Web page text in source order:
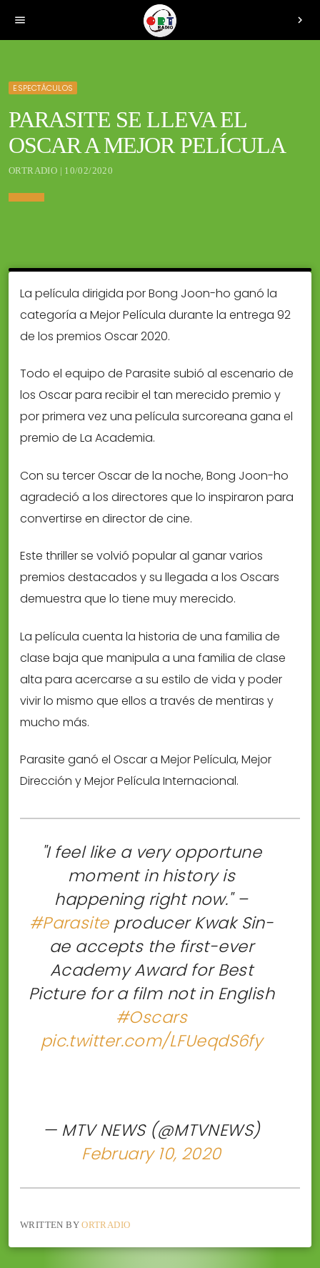
menu chevron_right
ESPECTÁCULOS
PARASITE SE LLEVA EL
OSCAR A MEJOR PELÍCULA
ORTRADIO | 10/02/2020
La película dirigida por Bong Joon-ho ganó la
categoría a Mejor Película durante la entrega 92
de los premios Oscar 2020.
Todo el equipo de Parasite subió al escenario de
los Oscar para recibir el tan merecido premio y
por primera vez una película surcoreana gana el
premio de La Academia.
Con su tercer Oscar de la noche, Bong Joon-ho
agradeció a los directores que lo inspiraron para
convertirse en director de cine.
Este thriller se volvió popular al ganar varios
premios destacados y su llegada a los Oscars
demuestra que lo tiene muy merecido.
La película cuenta la historia de una familia de
clase baja que manipula a una familia de clase
alta para acercarse a su estilo de vida y poder
vivir lo mismo que ellos a través de mentiras y
mucho más.
Parasite ganó el Oscar a Mejor Película, Mejor
Dirección y Mejor Película Internacional.
"I feel like a very opportune
moment in history is
happening right now." –
#Parasiteproducer Kwak Sin-
ae accepts the first-ever
Academy Award for Best
Picture for a film not in English
#Oscars
pic.twitter.com/LFUeqdS6fy
— MTV NEWS (@MTVNEWS)
February 10, 2020
WRITTEN BYORTRADIO